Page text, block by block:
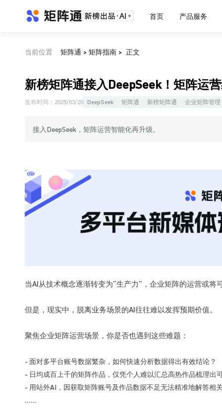
首页 产品服务
当前位置 矩阵通 > 矩阵指南 > 正文
新榜矩阵通接入DeepSeek！矩阵运
发布时间： 2025/03/20 DeepSeek 矩阵通 新榜矩阵通 企业矩阵管理
接入DeepSeek，矩阵运营智能化再升级。
当AI从技术概念逐渐转变为“生产力”，企业矩阵的运营或将
但是，现实中，脱离业务场景的AI往往难以发挥预期价值。
聚焦企业矩阵运营场景，你是否也遇到这些难题：
- 面对多平台账号数据繁杂，如何快速分析数据得出有效结论？
- 日均成百上千的矩阵作品，仅凭个人难以汇总高热作品梳理出
- 用站外AI，因获取矩阵账号及作品数据不足无法精准地解答相
......